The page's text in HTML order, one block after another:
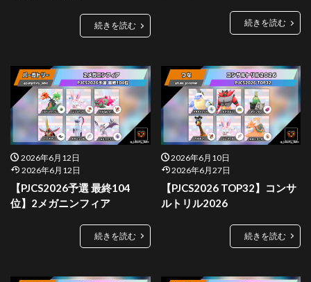
続きを読む 続きを読む
2026年6月12日
2026年6月12日
【PJCS2026予選 最終104
位】2メガニンフィア
続きを読む
2026年6月10日
2026年6月27日
【PJCS2026 TOP32】コンサ
ルトリル2026
続きを読む